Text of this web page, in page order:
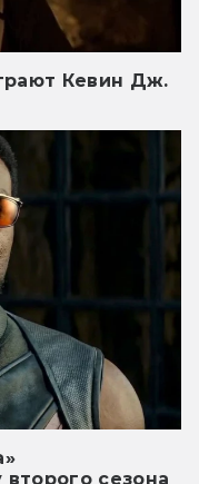
Кевин Дж.
сезона